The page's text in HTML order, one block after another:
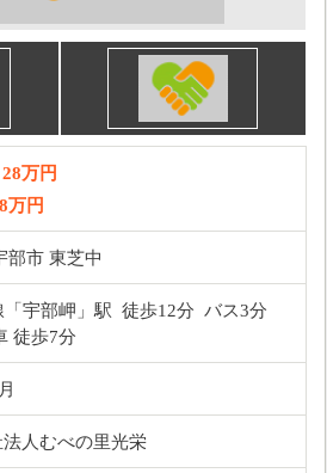
28万円
8万円
部市 東芝中
「宇部岬」駅 徒歩12分 バス3分
徒歩7分
人むべの里光栄